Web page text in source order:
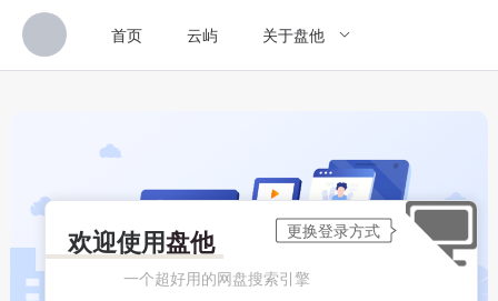
首页 云屿 关于盘他
欢迎使用盘他
一个超好用的网盘搜索引擎